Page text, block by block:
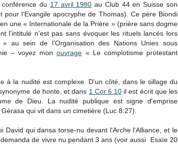
du 17 avril 1980 au Club 44 en Suisse son
l’Evangile apocryphe de Thomas). Ce père Biondi
une « Internationale de la Prière » (prière sans dogme
l’intitulé n’est pas sans évoquer les rituels lancés lors
au sein de l’Organisation des Nations Unies sous
– voyez monouvrage « Le complotisme protestant
à la nudité est complexe. D'un côté, dans le sillage du
de honte, et dans 1 Cor 6:10il est écrit que les
de Dieu. La nudité publique est signe d'emprise
qui vit dans un cimetière (Luc 8:27).
David qui dansa torse-nu devant l'Arche l'Alliance, et le
de vivre nu pendant 3 ans (voir aussi Esaïe 20